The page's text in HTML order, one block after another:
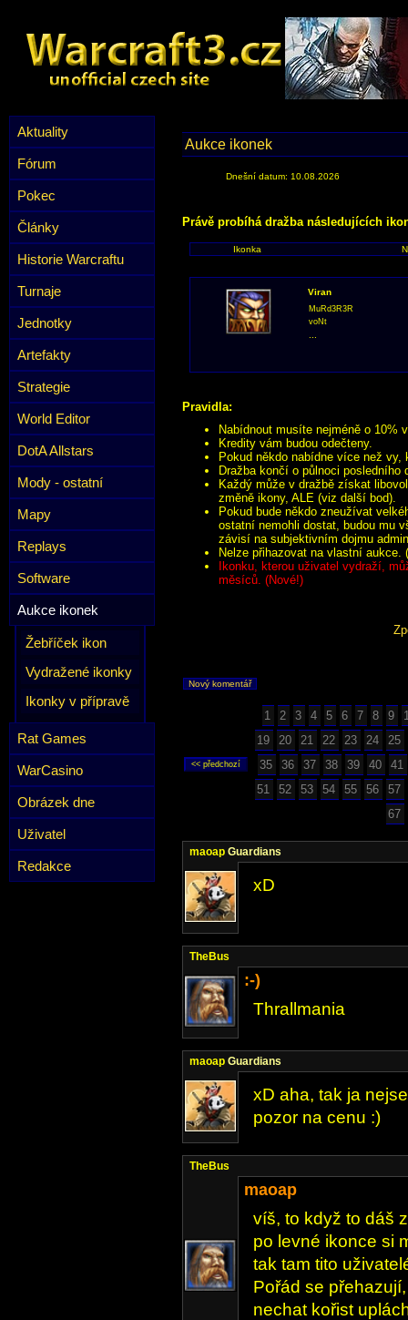
Aktuality
Fórum
Pokec
Články
Historie Warcraftu
Turnaje
Jednotky
Artefakty
Strategie
World Editor
DotA Allstars
Mody - ostatní
Mapy
Replays
Software
Aukce ikonek
Žebříček ikon
Vydražené ikonky
Ikonky v přípravě
Rat Games
WarCasino
Obrázek dne
Uživatel
Redakce
Aukce ikonek
Dnešní datum: 10.08.2026
Právě probíhá dražba následujících
Ikonka
Viran
MuRd3R3R
voNt
Pravidla:
Nabídnout musíte nejméně o
Kredity vám budou odečteny.
Pokud někdo nabídne více než
Dražba končí o půlnoci posledního
Každý může v dražbě získat
změně ikony, ALE (viz další bod).
Pokud bude někdo zneužívat
ostatní nemohli dostat, budou mu
závisí na subjektivním dojmu
Nelze přihazovat na vlastní aukce.
Ikonku, kterou uživatel vydraží,
měsíců. (Nové!)
Nový komentář
1 2 3 4 5 6 7 8 9
19
20 21 22 23 24
25
35
36 37 38 39 40
41
51
52 53 54 55 56
57
67
maoap Guardians
xD
TheBus
:-)
Thrallmania
maoap Guardians
xD aha, tak ja
pozor na cenu :)
TheBus
maoap
víš, to když to dáš
po levné ikonce si
tak tam tito
Pořád se
nechat kořist